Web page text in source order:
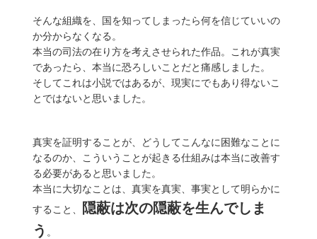
そんな組織を、国を知ってしまったら何を信じていいの
か分からなくなる。
本当の司法の在り方を考えさせられた作品。これが真実
であったら、本当に恐ろしいことだと痛感しました。
そしてこれは小説ではあるが、現実にでもあり得ないこ
とではないと思いました。
真実を証明することが、どうしてこんなに困難なことに
なるのか、こういうことが起きる仕組みは本当に改善す
る必要があると思いました。
本当に大切なことは、真実を真実、事実として明らかに
すること、
隠蔽は次の隠蔽を生んでしま
う 。